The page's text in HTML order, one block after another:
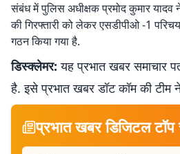
संबंध में पुलिस अधीक्षक प्रमोद कुमार यादव
की गिरफ्तारी को लेकर एसडीपीओ -1
गठन किया गया है.
डिस्क्लेमर: यह प्रभात खबर समाचार
है. इसे प्रभात खबर डॉट कॉम की टीम
प्रभात खबर डिजिटल टॉप